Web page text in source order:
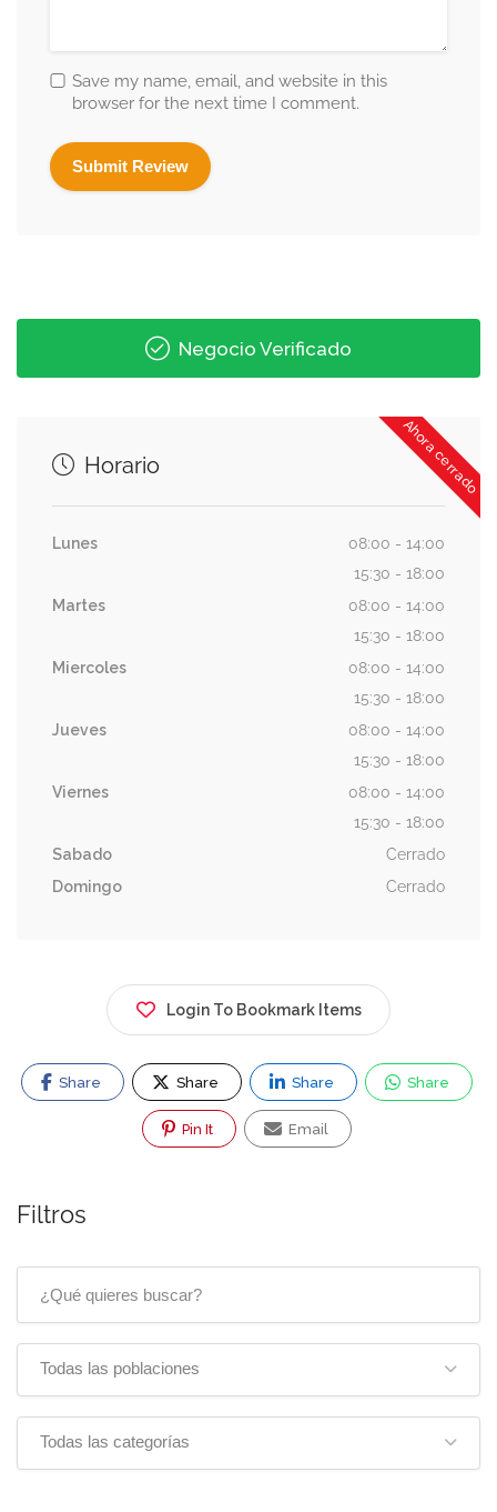
Save my name, email, and website in this
browser for the next time I comment.
Negocio Verificado
Ahora cerrado
Horario
Lunes
08:00 - 14:00
15:30 - 18:00
Martes
08:00 - 14:00
15:30 - 18:00
Miercoles
08:00 - 14:00
15:30 - 18:00
Jueves
08:00 - 14:00
15:30 - 18:00
Viernes
08:00 - 14:00
15:30 - 18:00
Sabado
Cerrado
Domingo
Cerrado
Login To Bookmark Items
Share Share Share Share
Pin It Email
Filtros
Todas las poblaciones
Todas las categorías